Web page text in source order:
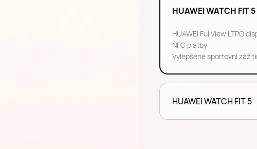
HUAWEI WATCH FIT
HUAWEI FullView LTPO
NFC platby
Vylepšené sportovní
HUAWEI WATCH FIT 5